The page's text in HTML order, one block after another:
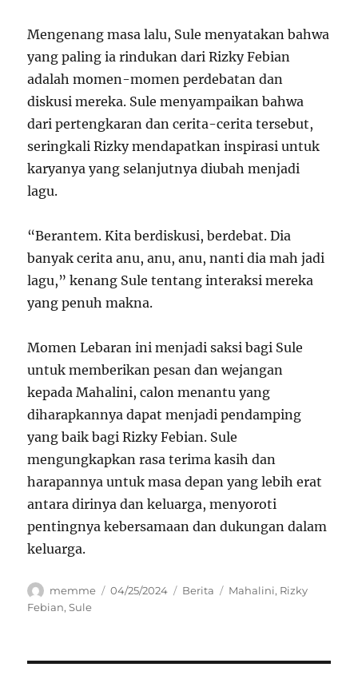
Mengenang masa lalu, Sule menyatakan bahwa
yang paling ia rindukan dari Rizky Febian
adalah momen-momen perdebatan dan
diskusi mereka. Sule menyampaikan bahwa
dari pertengkaran dan cerita-cerita tersebut,
seringkali Rizky mendapatkan inspirasi untuk
karyanya yang selanjutnya diubah menjadi
lagu.
“Berantem. Kita berdiskusi, berdebat. Dia
banyak cerita anu, anu, anu, nanti dia mah jadi
lagu,” kenang Sule tentang interaksi mereka
yang penuh makna.
Momen Lebaran ini menjadi saksi bagi Sule
untuk memberikan pesan dan wejangan
kepada Mahalini, calon menantu yang
diharapkannya dapat menjadi pendamping
yang baik bagi Rizky Febian. Sule
mengungkapkan rasa terima kasih dan
harapannya untuk masa depan yang lebih erat
antara dirinya dan keluarga, menyoroti
pentingnya kebersamaan dan dukungan dalam
keluarga.
Author
memme
Posted
04/25/2024 Categories
Berita Tags
Mahalini, Rizky
Febian,Sule